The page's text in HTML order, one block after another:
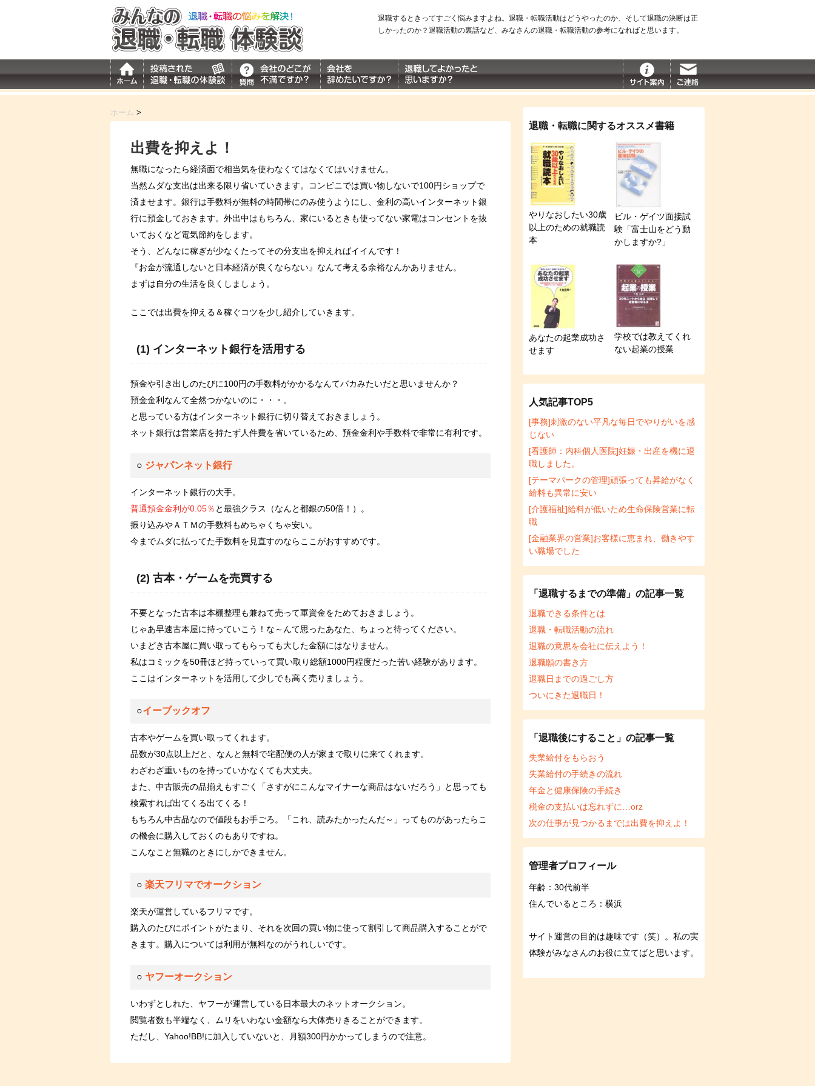
退職するときってすごく悩みますよね。退職・転職活動はどうやったのか、そして退職の決断は正
しかったのか？退職活動の裏話など、みなさんの退職・転職活動の参考になればと思います。
ホーム >
出費を抑えよ！
無職になったら経済面で相当気を使わなくてはなくてはいけません。
当然ムダな支出は出来る限り省いていきます。コンビニでは買い物しないで100円ショップで
済ませます。銀行は手数料が無料の時間帯にのみ使うようにし、金利の高いインターネット銀
行に預金しておきます。外出中はもちろん、家にいるときも使ってない家電はコンセントを抜
いておくなど電気節約をします。
そう、どんなに稼ぎが少なくたってその分支出を抑えればイイんです！
『お金が流通しないと日本経済が良くならない』なんて考える余裕なんかありません。
まずは自分の生活を良くしましょう。
ここでは出費を抑える＆稼ぐコツを少し紹介していきます。
(1) インターネット銀行を活用する
預金や引き出しのたびに100円の手数料がかかるなんてバカみたいだと思いませんか？
預金金利なんて全然つかないのに・・・。
と思っている方はインターネット銀行に切り替えておきましょう。
ネット銀行は営業店を持たず人件費を省いているため、預金金利や手数料で非常に有利です。
○ ジャパンネット銀行
インターネット銀行の大手。
普通預金金利が0.05％ と最強クラス（なんと都銀の50倍！）。
振り込みやＡＴＭの手数料もめちゃくちゃ安い。
今までムダに払ってた手数料を見直すのならここがおすすめです。
(2) 古本・ゲームを売買する
不要となった古本は本棚整理も兼ねて売って軍資金をためておきましょう。
じゃあ早速古本屋に持っていこう！な～んて思ったあなた、ちょっと待ってください。
いまどき古本屋に買い取ってもらっても大した金額にはなりません。
私はコミックを50冊ほど持っていって買い取り総額1000円程度だった苦い経験があります。
ここはインターネットを活用して少しでも高く売りましょう。
○イーブックオフ
古本やゲームを買い取ってくれます。
品数が30点以上だと、なんと無料で宅配便の人が家まで取りに来てくれます。
わざわざ重いものを持っていかなくても大丈夫。
また、中古販売の品揃えもすごく「さすがにこんなマイナーな商品はないだろう」と思っても
検索すれば出てくる出てくる！
もちろん中古品なので値段もお手ごろ。「これ、読みたかったんだ～」ってものがあったらこ
の機会に購入しておくのもありですね。
こんなこと無職のときにしかできません。
○ 楽天フリマでオークション
楽天が運営しているフリマです。
購入のたびにポイントがたまり、それを次回の買い物に使って割引して商品購入することがで
きます。購入については利用が無料なのがうれしいです。
○ ヤフーオークション
いわずとしれた、ヤフーが運営している日本最大のネットオークション。
閲覧者数も半端なく、ムリをいわない金額なら大体売りきることができます。
ただし、Yahoo!BB!に加入していないと、月額300円かかってしまうので注意。
退職・転職に関するオススメ書籍
やりなおしたい30歳
以上のための就職読
本
ビル・ゲイツ面接試
験「富士山をどう動
かしますか?」
あなたの起業成功さ
せます
学校では教えてくれ
ない起業の授業
人気記事TOP5
[事務]刺激のない平凡な毎日でやりがいを感
じない
[看護師：内科個人医院]妊娠・出産を機に退
職しました。
[テーマパークの管理]頑張っても昇給がなく
給料も異常に安い
[介護福祉]給料が低いため生命保険営業に転
職
[金融業界の営業]お客様に恵まれ、働きやす
い職場でした
「退職するまでの準備」の記事一覧
退職できる条件とは
退職・転職活動の流れ
退職の意思を会社に伝えよう！
退職願の書き方
退職日までの過ごし方
ついにきた退職日！
「退職後にすること」の記事一覧
失業給付をもらおう
失業給付の手続きの流れ
年金と健康保険の手続き
税金の支払いは忘れずに…orz
次の仕事が見つかるまでは出費を抑えよ！
管理者プロフィール
年齢：30代前半
住んでいるところ：横浜
サイト運営の目的は趣味です（笑）。私の実
体験がみなさんのお役に立てばと思います。